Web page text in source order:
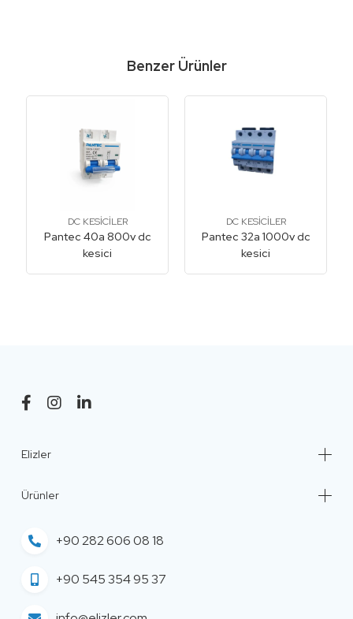
Benzer Ürünler
DC KESİCİLER
Pantec 40a 800v dc
kesici
DC KESİCİLER
Pantec 32a 1000v dc
kesici
Elizler
Ürünler
+90 282 606 08 18
+90 545 354 95 37